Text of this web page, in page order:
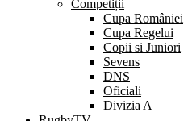
Competiții
Cupa României
Cupa Regelui
Copii si Juniori
Sevens
DNS
Oficiali
Divizia A